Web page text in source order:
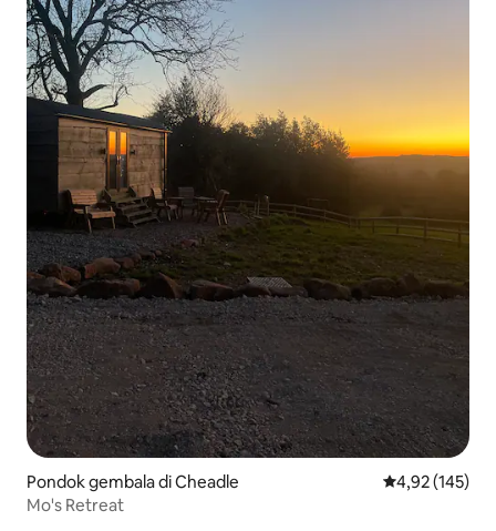
Pondok gembala di Cheadle Nilai rata-rata
4,92 (145)
Mo's Retreat